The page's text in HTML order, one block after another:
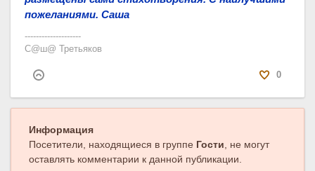
0
пожеланиями. Саша
--------------------
С@ш@ Третьяков
Информация
Посетители, находящиеся в группе Гости , не могут
оставлять комментарии к данной публикации.